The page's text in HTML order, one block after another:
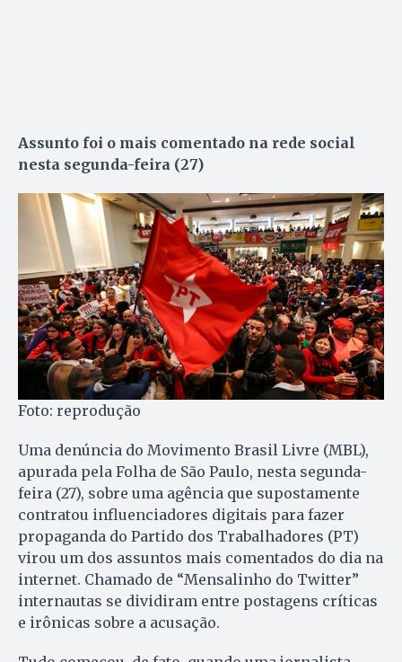
Assunto foi o mais comentado na rede social
nesta segunda-feira (27)
Foto: reprodução
Uma denúncia do Movimento Brasil Livre (MBL),
apurada pela Folha de São Paulo, nesta segunda-
feira (27), sobre uma agência que supostamente
contratou influenciadores digitais para fazer
propaganda do Partido dos Trabalhadores (PT)
virou um dos assuntos mais comentados do dia na
internet. Chamado de “Mensalinho do Twitter”
internautas se dividiram entre postagens críticas
e irônicas sobre a acusação.